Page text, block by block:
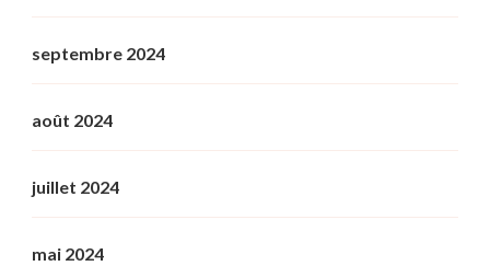
septembre 2024
août 2024
juillet 2024
mai 2024